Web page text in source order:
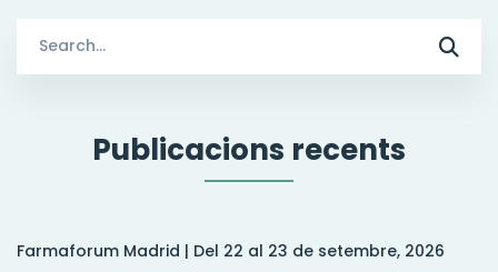
for:
Publicacions recents
Farmaforum Madrid | Del 22 al 23 de setembre, 2026